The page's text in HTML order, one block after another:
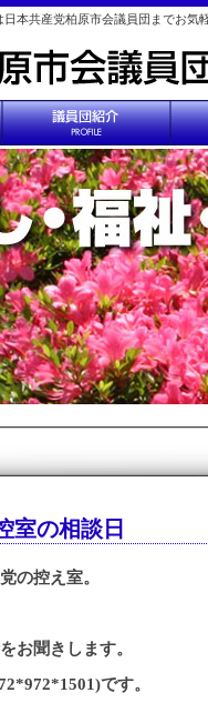
日本共産党柏原市会議員団までお気
室の相談日
の控え室。
お聞きします。
です。